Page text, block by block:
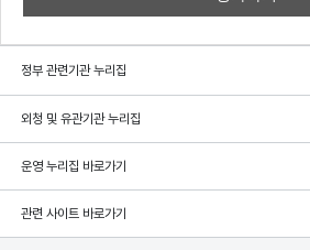
정부 관련기관 누리집
외청 및 유관기관 누리집
운영 누리집 바로가기
관련 사이트 바로가기